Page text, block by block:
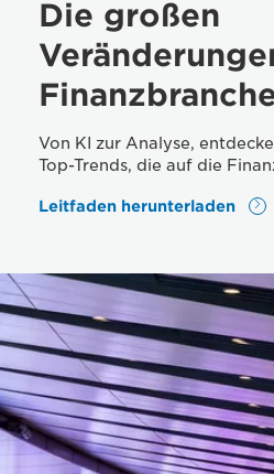
Die großen
Von KI zur Analyse,
Top-Trends, die auf die
Leitfaden herunterladen